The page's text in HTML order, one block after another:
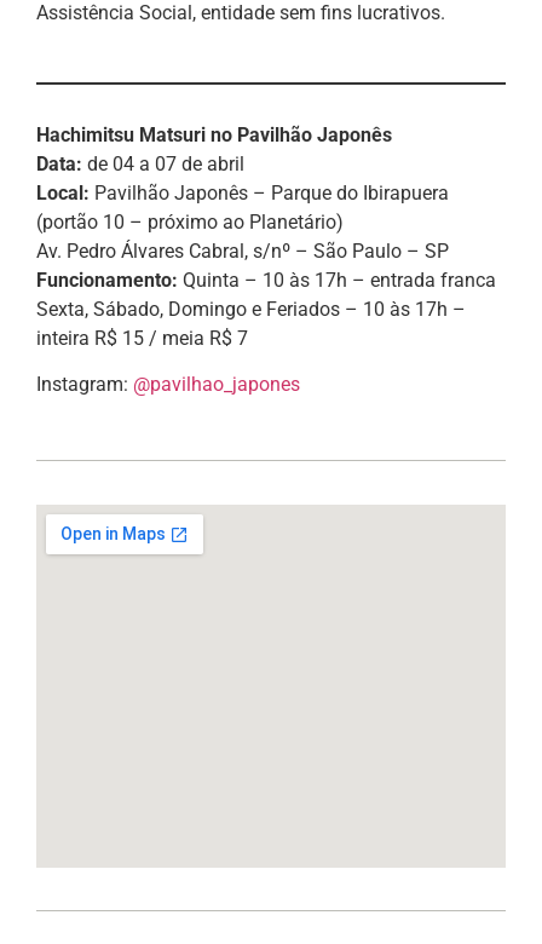
Assistência Social, entidade sem fins lucrativos.
Hachimitsu Matsuri no Pavilhão Japonês
Data: de 04 a 07 de abril
Local: Pavilhão Japonês – Parque do Ibirapuera
(portão 10 – próximo ao Planetário)
Av. Pedro Álvares Cabral, s/nº – São Paulo – SP
Funcionamento: Quinta – 10 às 17h – entrada franca
Sexta, Sábado, Domingo e Feriados – 10 às 17h –
inteira R$ 15 / meia R$ 7
Instagram: @pavilhao_japones